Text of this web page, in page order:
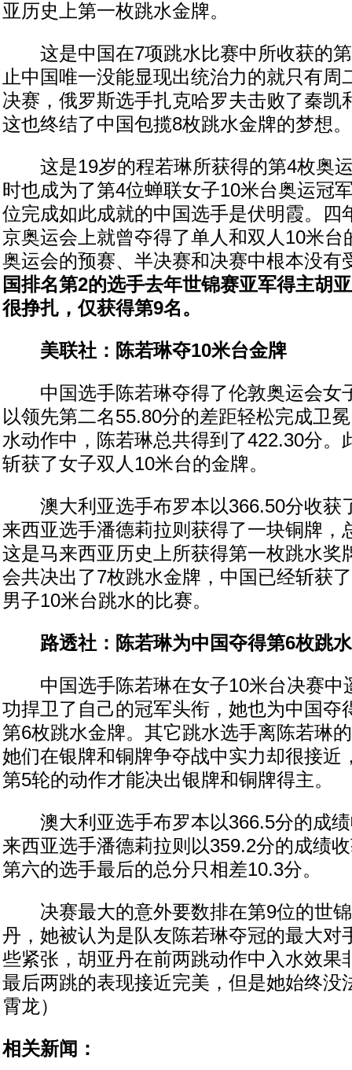
亚历史上第一枚跳水金牌。
这是中国在7项跳水比赛中所收获的第
止中国唯一没能显现出统治力的就只有周
决赛，俄罗斯选手扎克哈罗夫击败了秦凯
这也终结了中国包揽8枚跳水金牌的梦想。
这是19岁的程若琳所获得的第4枚奥
时也成为了第4位蝉联女子10米台奥运冠
位完成如此成就的中国选手是伏明霞。四
京奥运会上就曾夺得了单人和双人10米台
奥运会的预赛、半决赛和决赛中根本没有
国排名第2的选手去年世锦赛亚军得主胡
很挣扎，仅获得第9名。
美联社：陈若琳夺10米台金牌
中国选手陈若琳夺得了伦敦奥运会女
以领先第二名55.80分的差距轻松完成卫
水动作中，陈若琳总共得到了422.30分。
斩获了女子双人10米台的金牌。
澳大利亚选手布罗本以366.50分收获
来西亚选手潘德莉拉则获得了一块铜牌，
这是马来西亚历史上所获得第一枚跳水奖
会共决出了7枚跳水金牌，中国已经斩获
男子10米台跳水的比赛。
路透社：陈若琳为中国夺得第6枚跳
中国选手陈若琳在女子10米台决赛中
功捍卫了自己的冠军头衔，她也为中国夺
第6枚跳水金牌。其它跳水选手离陈若琳
她们在银牌和铜牌争夺战中实力却很接近
第5轮的动作才能决出银牌和铜牌得主。
澳大利亚选手布罗本以366.5分的成绩
来西亚选手潘德莉拉则以359.2分的成绩
第六的选手最后的总分只相差10.3分。
决赛最大的意外要数排在第9位的世锦
丹，她被认为是队友陈若琳夺冠的最大对
些紧张，胡亚丹在前两跳动作中入水效果
最后两跳的表现接近完美，但是她始终没
霄龙）
相关新闻：